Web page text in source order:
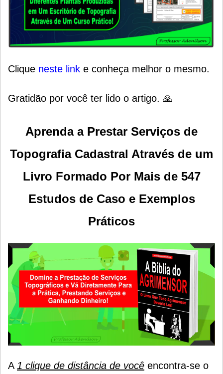
Clique neste link e conheça melhor o mesmo.
Gratidão por você ter lido o artigo. 🙏
Aprenda a Prestar Serviços de
Topografia Cadastral Através de um
Livro Formado Por Mais de 547
Estudos de Caso e Exemplos
Práticos
A 1 clique de distância de você encontra-se o